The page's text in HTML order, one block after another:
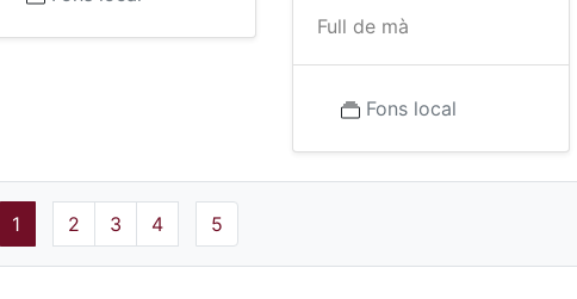
Full de mà
Fons local
1 2 3 4 5